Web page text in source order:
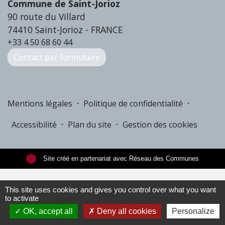
Commune de Saint-Jorioz
90 route du Villard
74410 Saint-Jorioz - FRANCE
+33 4 50 68 60 44
Contact par formulaire
Mentions légales - Politique de confidentialité -
Accessibilité - Plan du site - Gestion des cookies
Site créé en partenariat avec Réseau des Communes
This site uses cookies and gives you control over what you want
to activate
OK, accept all
Deny all cookies Personalize